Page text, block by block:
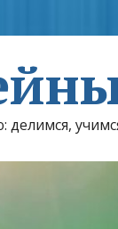
делимся,